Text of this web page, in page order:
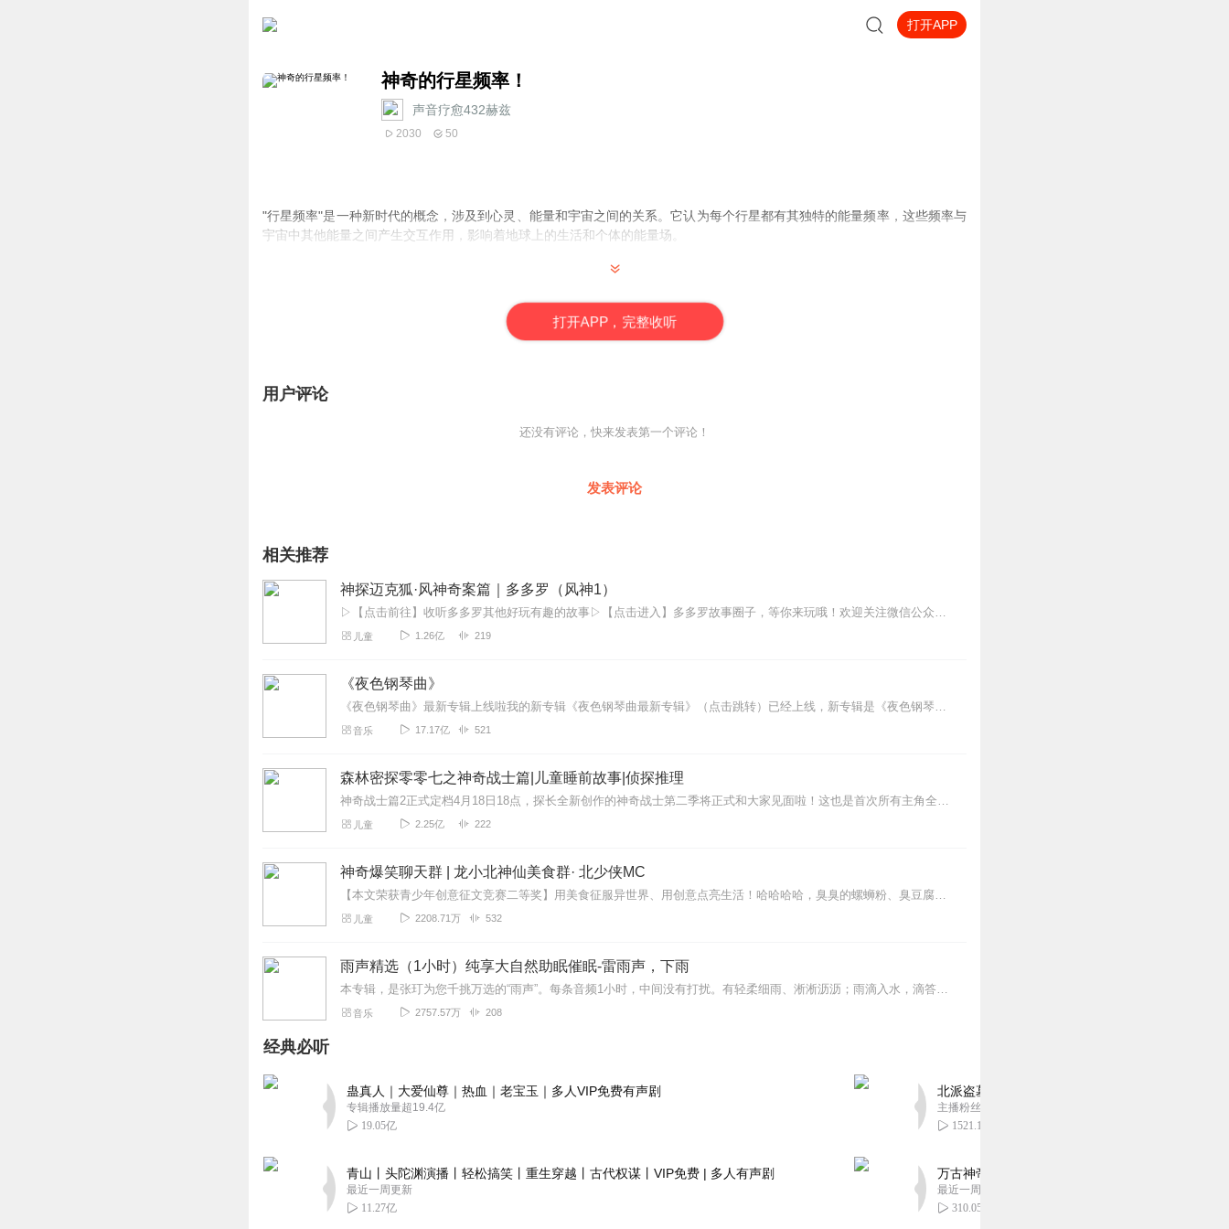
打开APP
神奇的行星频率！
声音疗愈432赫兹
2030 50
"行星频率"是一种新时代的概念，涉及到心灵、能量和宇宙之间的关系。它认为每个行星都有其独特的能量频率，这些频率与
宇宙中其他能量之间产生交互作用，影响着地球上的生活和个体的能量场。
维、学习相关，金星与爱、美、艺术相关，火星与行动、冒险、动力相关等等。
自己当前所处的能量环境，从而更好地应对生活中的挑战，利用宇宙能量来实现个人成长和发展。
打开APP，完整收听
用户评论
还没有评论，快来发表第一个评论！
发表评论
相关推荐
神探迈克狐·风神奇案篇｜多多罗（风神1）
▷【点击前往】收听多多罗其他好玩有趣的故事▷【点击进入】多多罗故事圈子，等你来玩哦！欢迎关注微信公众号：多多罗故事，了解迈克狐的更多机密资料吧！经过迈克狐和朋友...
儿童 1.26亿 219
《夜色钢琴曲》
《夜色钢琴曲》最新专辑上线啦我的新专辑《夜色钢琴曲最新专辑》（点击跳转）已经上线，新专辑是《夜色钢琴曲》的升级版，我精选了诸多经典原创作品与大家分享，愿未来...
音乐 17.17亿 521
森林密探零零七之神奇战士篇|儿童睡前故事|侦探推理
神奇战士篇2正式定档4月18日18点，探长全新创作的神奇战士第二季将正式和大家见面啦！这也是首次所有主角全员到齐！首日爆更30集，限免1个月！订阅满3000，再...
儿童 2.25亿 222
神奇爆笑聊天群 | 龙小北神仙美食群· 北少侠MC
【本文荣获青少年创意征文竞赛二等奖】用美食征服异世界、用创意点亮生活！哈哈哈哈，臭臭的螺蛳粉、臭豆腐、肯德德全家桶、鲜榨奶茶、老乡鸡……用美食俘获异世界的大神！...
儿童 2208.71万 532
雨声精选（1小时）纯享大自然助眠催眠-雷雨声，下雨
本专辑，是张玎为您千挑万选的“雨声”。每条音频1小时，中间没有打扰。有轻柔细雨、淅淅沥沥；雨滴入水，滴答作响；隐隐雷声，隆隆为伴；流水潺潺，映入耳畔。这里没有音...
音乐 2757.57万 208
经典必听
蛊真人｜大爱仙尊｜热血｜老宝玉｜多人VIP免费有声剧
专辑播放量超19.4亿
19.05亿
青山丨头陀渊演播丨轻松搞笑丨重生穿越丨古代权谋丨VIP免费 | 多人有声剧
最近一周更新
11.27亿
北派盗墓笔记丨头陀渊出品丨悬疑灵异丨摸金校尉
主播粉丝1659万
1521.14万
万古神帝丨玄幻丨热血丨紫襟团队演播丨多人有声
最近一周更新
310.05万